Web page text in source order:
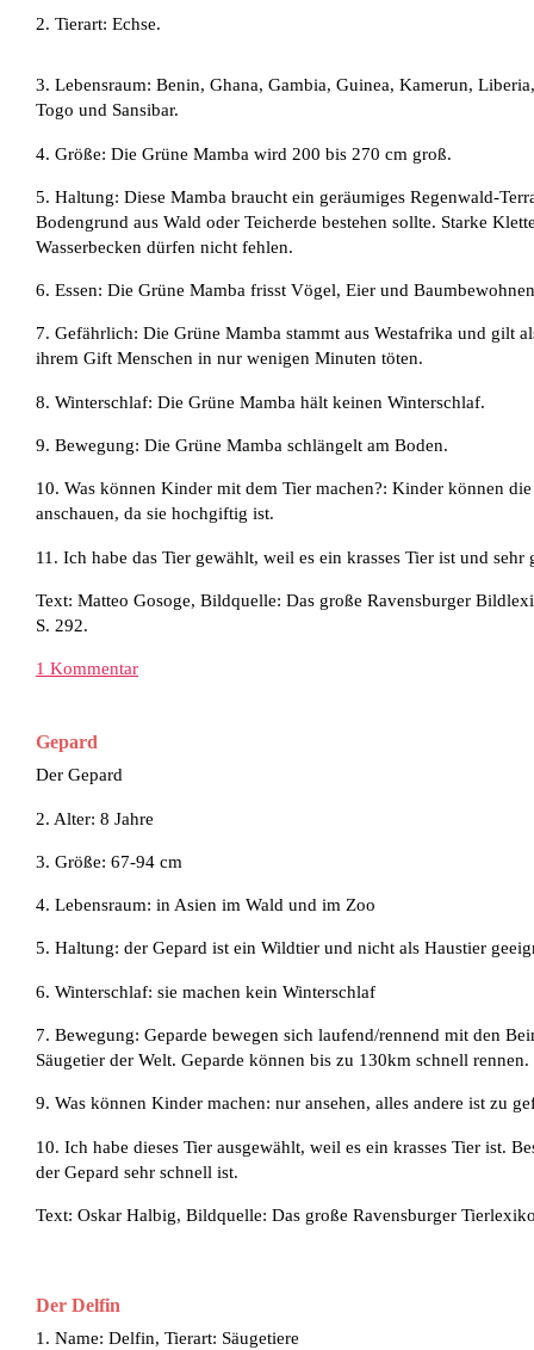
2. Tierart: Echse.
3. Lebensraum: Benin, Ghana, Gambia, Guinea, Kamerun,
Togo und Sansibar.
4. Größe: Die Grüne Mamba wird 200 bis 270 cm groß.
5. Haltung: Diese Mamba braucht ein geräumiges Regenwald-
Bodengrund aus Wald oder Teicherde bestehen sollte. Starke
Wasserbecken dürfen nicht fehlen.
6. Essen: Die Grüne Mamba frisst Vögel, Eier und
7. Gefährlich: Die Grüne Mamba stammt aus Westafrika und gilt
ihrem Gift Menschen in nur wenigen Minuten töten.
8. Winterschlaf: Die Grüne Mamba hält keinen Winterschlaf.
9. Bewegung: Die Grüne Mamba schlängelt am Boden.
10. Was können Kinder mit dem Tier machen?: Kinder können
anschauen, da sie hochgiftig ist.
11. Ich habe das Tier gewählt, weil es ein krasses Tier ist und sehr
Text: Matteo Gosoge, Bildquelle: Das große Ravensburger
S. 292.
1 Kommentar
Gepard
Der Gepard
2. Alter: 8 Jahre
3. Größe: 67-94 cm
4. Lebensraum: in Asien im Wald und im Zoo
5. Haltung: der Gepard ist ein Wildtier und nicht als Haustier
6. Winterschlaf: sie machen kein Winterschlaf
7. Bewegung: Geparde bewegen sich laufend/rennend mit den
Säugetier der Welt. Geparde können bis zu 130km schnell rennen.
9. Was können Kinder machen: nur ansehen, alles andere ist zu
10. Ich habe dieses Tier ausgewählt, weil es ein krasses Tier ist.
der Gepard sehr schnell ist.
Text: Oskar Halbig, Bildquelle: Das große Ravensburger
Der Delfin
1. Name: Delfin, Tierart: Säugetiere